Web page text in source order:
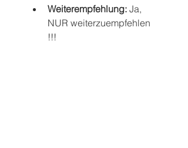
Weiterempfehlung: Ja,
NUR weiterzuempfehlen
!!!